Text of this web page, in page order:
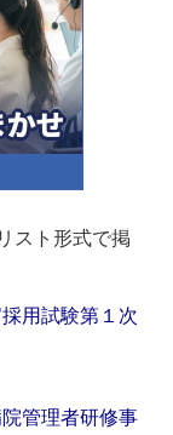
スト形式で掲
用試験第１次
管理者研修事